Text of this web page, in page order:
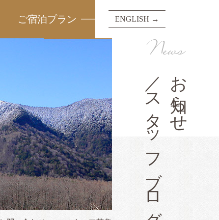
ご宿泊プラン ENGLISH →
お知らせ
／スタッフブログ
News